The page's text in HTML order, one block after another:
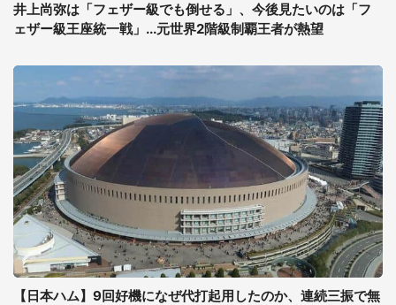
井上尚弥は「フェザー級でも倒せる」、今後見たいのは「フ
ェザー級王座統一戦」...元世界2階級制覇王者が熱望
【日本ハム】9回好機になぜ代打起用したのか、連続三振で無